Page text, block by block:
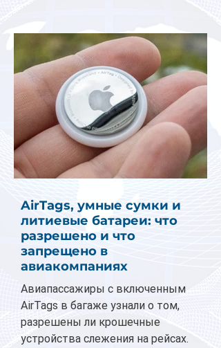
AirTags, умные сумки и
литиевые батареи: что
разрешено и что
запрещено в
авиакомпаниях
Авиапассажиры с включенным
AirTags в багаже узнали о том,
разрешены ли крошечные
устройства слежения на рейсах.